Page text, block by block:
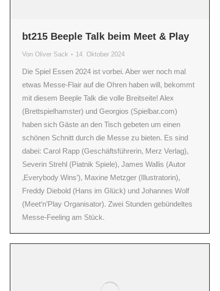
bt215 Beeple Talk beim Meet & Play
Von Oliver Sack 14. Oktober 2024
Die Spiel Essen 2024 ist vorbei. Aber wer noch mal
etwas Messe-Flair auf die Ohren haben will, bekommt
mit diesem Beeple Talk die volle Breitseite! Alex
(Brettspielhamster) und Georgios (Spielbar.com)
haben sich Gäste an den Tisch gebeten um einen
schönen Schnitt durch die Messe zu bieten. Es sind
dabei: Carol Rapp (Geschäftsführerin, Merz Verlag),
Severin Strehl (Piatnik Spiele), James Wallis (Autor
‚Everybody Wins’), Maxine Metzger (Illustratorin),
Freddy Diebold (Hans im Glück) und Johannes Wolf
(Meet‘n’Play Organisator). Zwei Stunden gebündeltes
Messe-Feeling am Stück.